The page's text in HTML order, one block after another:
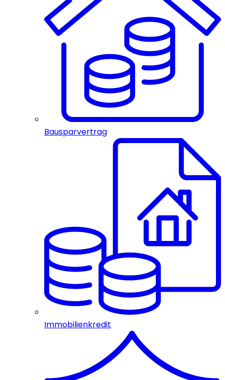
Bausparvertrag
Immobilienkredit